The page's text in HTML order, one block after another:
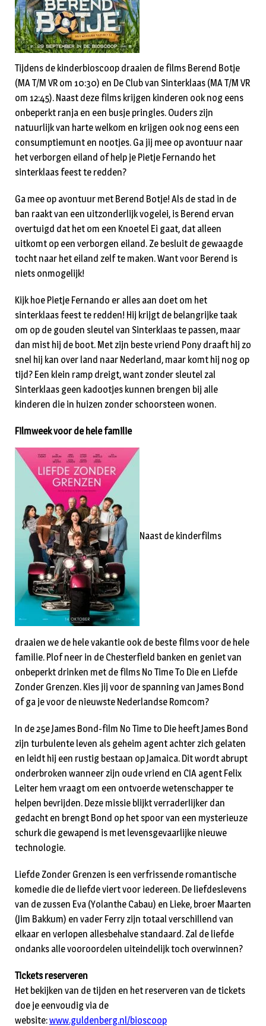
Tijdens de kinderbioscoop draaien de films Berend Botje
(MA T/M VR om 10:30) en De Club van Sinterklaas (MA T/M VR
om 12:45). Naast deze films krijgen kinderen ook nog eens
onbeperkt ranja en een busje pringles. Ouders zijn
natuurlijk van harte welkom en krijgen ook nog eens een
consumptiemunt en nootjes. Ga jij mee op avontuur naar
het verborgen eiland of help je Pietje Fernando het
sinterklaas feest te redden?
Ga mee op avontuur met Berend Botje! Als de stad in de
ban raakt van een uitzonderlijk vogelei, is Berend ervan
overtuigd dat het om een Knoetel Ei gaat, dat alleen
uitkomt op een verborgen eiland. Ze besluit de gewaagde
tocht naar het eiland zelf te maken. Want voor Berend is
niets onmogelijk!
Kijk hoe Pietje Fernando er alles aan doet om het
sinterklaas feest te redden! Hij krijgt de belangrijke taak
om op de gouden sleutel van Sinterklaas te passen, maar
dan mist hij de boot. Met zijn beste vriend Pony draaft hij zo
snel hij kan over land naar Nederland, maar komt hij nog op
tijd? Een klein ramp dreigt, want zonder sleutel zal
Sinterklaas geen kadootjes kunnen brengen bij alle
kinderen die in huizen zonder schoorsteen wonen.
Filmweek voor de hele familie
Naast de kinderfilms
draaien we de hele vakantie ook de beste films voor de hele
familie. Plof neer in de Chesterfield banken en geniet van
onbeperkt drinken met de films No Time To Die en Liefde
Zonder Grenzen. Kies jij voor de spanning van James Bond
of ga je voor de nieuwste Nederlandse Romcom?
In de 25e James Bond-film No Time to Die heeft James Bond
zijn turbulente leven als geheim agent achter zich gelaten
en leidt hij een rustig bestaan op Jamaica. Dit wordt abrupt
onderbroken wanneer zijn oude vriend en CIA agent Felix
Leiter hem vraagt om een ontvoerde wetenschapper te
helpen bevrijden. Deze missie blijkt verraderlijker dan
gedacht en brengt Bond op het spoor van een mysterieuze
schurk die gewapend is met levensgevaarlijke nieuwe
technologie.
Liefde Zonder Grenzen is een verfrissende romantische
komedie die de liefde viert voor iedereen. De liefdeslevens
van de zussen Eva (Yolanthe Cabau) en Lieke, broer Maarten
(Jim Bakkum) en vader Ferry zijn totaal verschillend van
elkaar en verlopen allesbehalve standaard. Zal de liefde
ondanks alle vooroordelen uiteindelijk toch overwinnen?
Tickets reserveren
Het bekijken van de tijden en het reserveren van de tickets
doe je eenvoudig via de
website:www.guldenberg.nl/bioscoop